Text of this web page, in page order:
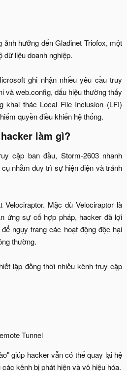
hưởng đến Gladinet Triofox, một
dữ liệu doanh nghiệp.
ghi nhận nhiều yêu cầu truy
và web.config, dấu hiệu thường thấy
thác Local File Inclusion (LFI)
quyền điều khiển hệ thống.​
làm gì?​
cập ban đầu, Storm-2603 nhanh
nhằm duy trì sự hiện diện và tránh
Mặc dù Velociraptor là
ứng sự cố hợp pháp, hacker đã lợi
ngụy trang các hoạt động độc hại
thường.
lập đồng thời nhiều kênh truy cập
Tunnel​
giúp hacker vẫn có thể quay lại hệ
kênh bị phát hiện và vô hiệu hóa.​